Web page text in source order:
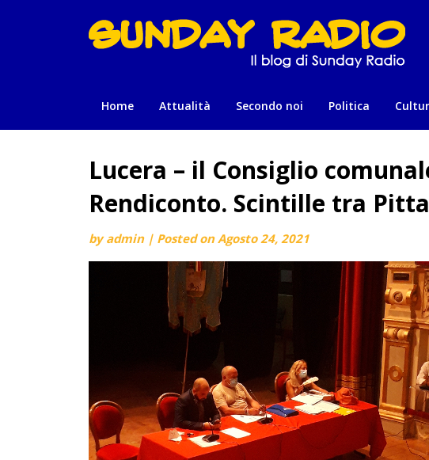
Home Attualità Secondo noi Politica
Lucera – il Consiglio
Rendiconto. Scintille tra
byadmin | Posted onAgosto 24, 2021